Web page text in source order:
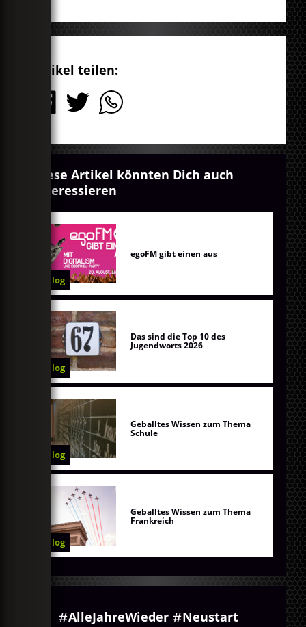
Artikel teilen:
Diese Artikel könnten Dich auch
interessieren
Blog
egoFM gibt einen aus
Blog
Das sind die Top 10 des
Jugendworts 2026
Blog
Geballtes Wissen zum Thema
Schule
Blog
Geballtes Wissen zum Thema
Frankreich
AlleJahreWieder
Neustart